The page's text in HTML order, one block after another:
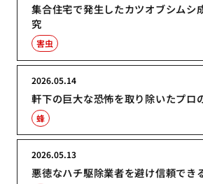
集合住宅で発生したカツオブシムシ
究
害虫
軒下の巨大な恐怖を取り除いたプロ
2026.05.14
蜂
悪徳なハチ駆除業者を避け信頼でき
2026.05.13